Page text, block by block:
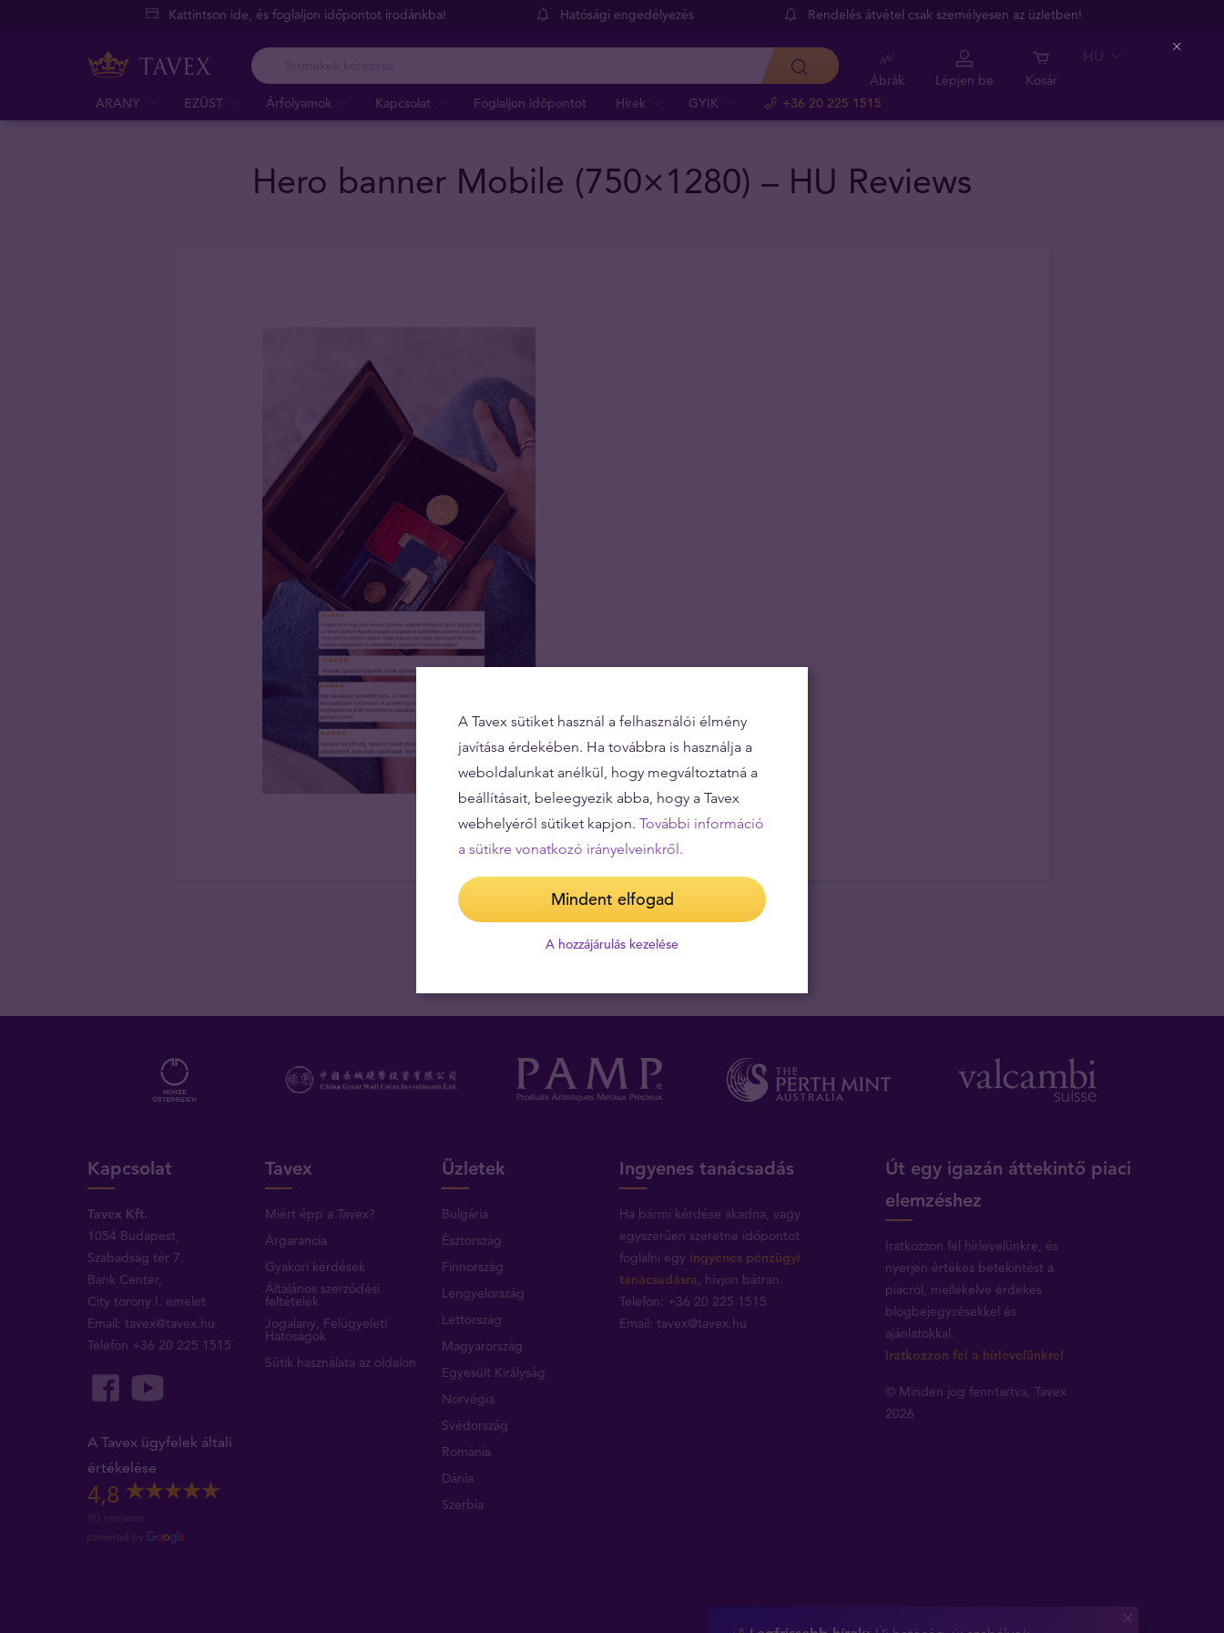
Kattintson ide, és foglaljon időpontot irodánkba! Hatósági engedélyezés Rendelés átvétel csak személyesen az üzletben!
ARANY EZÜST Árfolyamok Kapcsolat Foglaljon időpontot Hírek GYIK +36 20 225 1515
Ábrák Lépjen be Kosár
HU
Hero banner Mobile (750×1280) – HU Reviews
Kapcsolat
Tavex Kft.
1054 Budapest,
Szabadság tér 7.
Bank Center,
City torony I. emelet
Email:tavex@tavex.hu
Telefon +36 20 225 1515
A Tavex ügyfelek általi
értékelése
4,8
90 reviews
Tavex
Miért épp a Tavex?
Árgarancia
Gyakori kérdések
Általános szerződési
feltételek
Jogalany, Felügyeleti
Hatóságok
Sütik használata az oldalon
Üzletek
Bulgária
Észtország
Finnország
Lengyelország
Lettország
Magyarország
Egyesült Királyság
Norvégia
Svédország
Románia
Dánia
Szerbia
Ingyenes tanácsadás
Ha bármi kérdése akadna, vagy
egyszerűen szeretne időpontot
foglalni egy ingyenes pénzügyi
tanácsadásra , hívjon bátran.
Telefon: +36 20 225 1515
Email: tavex@tavex.hu
Út egy igazán áttekintő piaci
elemzéshez
Iratkozzon fel hírlevelünkre, és
nyerjen értékes betekintést a
piacról, mellékelve érdekes
blogbejegyzésekkel és
ajánlatokkal.
Iratkozzon fel a hírlevelünkre!
© Minden jog fenntartva, Tavex
2026
A Tavex sütiket használ a felhasználói élmény
javítása érdekében. Ha továbbra is használja a
weboldalunkat anélkül, hogy megváltoztatná a
beállításait, beleegyezik abba, hogy a Tavex
webhelyéről sütiket kapjon. További információ
a sütikre vonatkozó irányelveinkről.
Mindent elfogad
A hozzájárulás kezelése
Close